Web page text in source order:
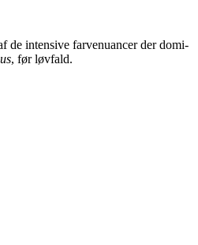
de intensive farvenuancer der domi-
, før løvfald.